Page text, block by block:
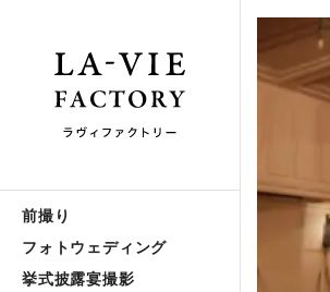
前撮り
フォトウェディング
挙式披露宴撮影